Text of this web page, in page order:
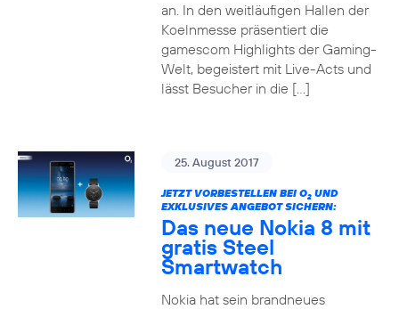
an. In den weitläufigen Hallen der
Koelnmesse präsentiert die
gamescom Highlights der Gaming-
Welt, begeistert mit Live-Acts und
lässt Besucher in die […]
25. August 2017
JETZT VORBESTELLEN BEI O2UND
EXKLUSIVES ANGEBOT SICHERN:
Das neue Nokia 8 mit
gratis Steel
Smartwatch
Nokia hat sein brandneues